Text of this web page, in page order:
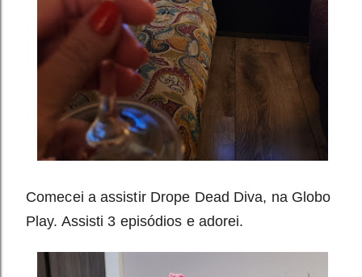
Comecei a assistir Drope Dead Diva, na Globo
Play. Assisti 3 episódios e adorei.